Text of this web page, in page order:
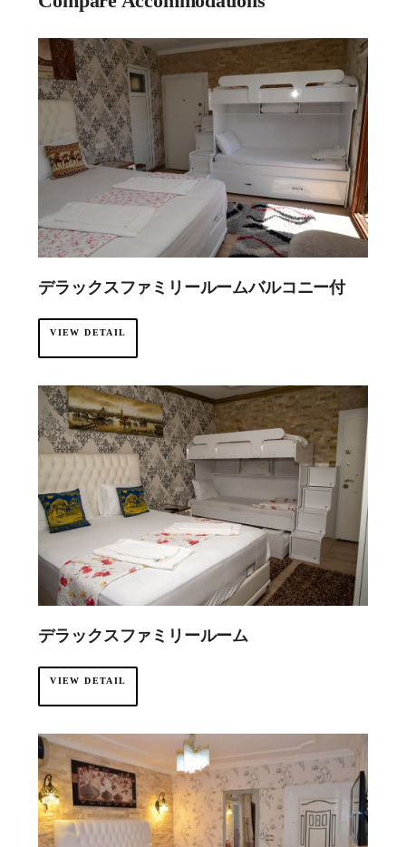
デラックスファミリールームバルコニー付
VIEW DETAIL
デラックスファミリールーム
VIEW DETAIL